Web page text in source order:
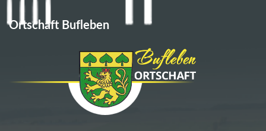
Ortschaft Bufleben